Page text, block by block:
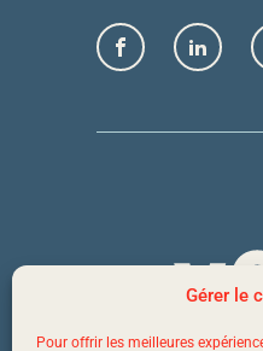
Gérer le
Pour offrir les meilleures
FacebookLinkedIn